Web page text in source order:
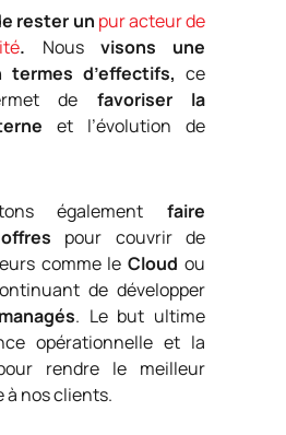
rester un pur acteur de
. Nous visons une
termes d’effectifs, ce
de favoriser la
et l’évolution de
également faire
pour couvrir de
comme leCloud ou
de développer
. Le but ultime
opérationnelle et la
rendre le meilleur
à nos clients.